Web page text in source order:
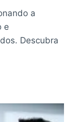
a
e
Descubra